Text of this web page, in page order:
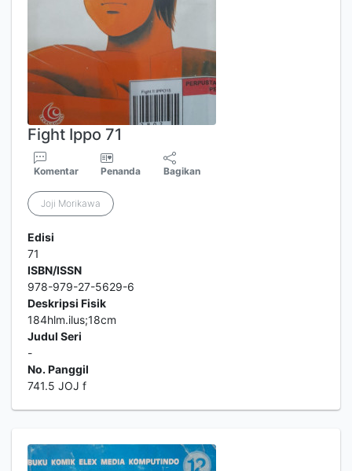
Fight Ippo 71
Komentar Penanda Bagikan
Joji Morikawa
Edisi
71
ISBN/ISSN
978-979-27-5629-6
Deskripsi Fisik
184hlm.ilus;18cm
Judul Seri
-
No. Panggil
741.5 JOJ f